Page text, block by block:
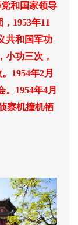
和国家领导
1953年11
共和国军功
小功三次，
1954年2月
1954年4月
察机撞机牺